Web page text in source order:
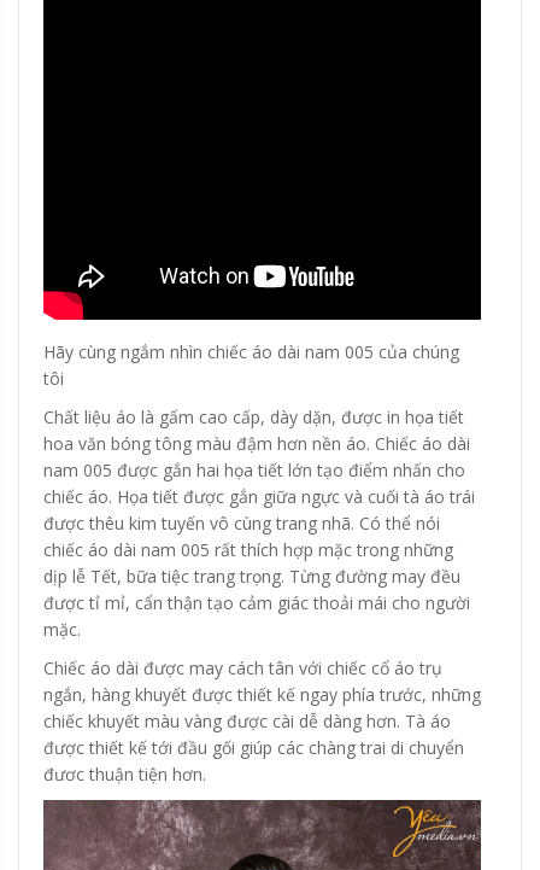
Hãy cùng ngắm nhìn chiếc áo dài nam 005 của chúng
tôi
Chất liệu áo là gấm cao cấp, dày dặn, được in họa tiết
hoa văn bóng tông màu đậm hơn nền áo. Chiếc áo dài
nam 005 được gắn hai họa tiết lớn tạo điểm nhấn cho
chiếc áo. Họa tiết được gắn giữa ngực và cuối tà áo trái
được thêu kim tuyến vô cùng trang nhã. Có thể nói
chiếc áo dài nam 005 rất thích hợp mặc trong những
dịp lễ Tết, bữa tiệc trang trọng. Từng đường may đều
được tỉ mỉ, cẩn thận tạo cảm giác thoải mái cho người
mặc.
Chiếc áo dài được may cách tân với chiếc cổ áo trụ
ngắn, hàng khuyết được thiết kế ngay phía trước, những
chiếc khuyết màu vàng được cài dễ dàng hơn. Tà áo
được thiết kế tới đầu gối giúp các chàng trai di chuyển
đươc thuận tiện hơn.